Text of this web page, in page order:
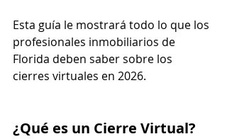
Esta guía le mostrará todo lo que los
profesionales inmobiliarios de
Florida deben saber sobre los
cierres virtuales en 2026.
¿Qué es un Cierre Virtual?